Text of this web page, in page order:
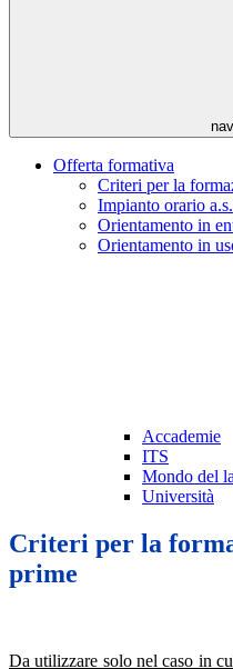
Offerta formativa
Criteri per la
Impianto orario
Orientamento in
Orientamento in
Accademie
ITS
Mondo del
Università
Criteri per la
prime
Da utilizzare solo nel caso in